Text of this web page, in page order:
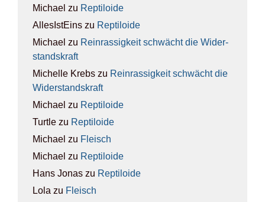
Michael zu Rep­ti­lo­ide
AllesIstEins zu Rep­ti­lo­ide
Michael zu Rein­ras­sig­keit schwächt die Wider­
stands­kraft
Michelle Krebs zu Rein­ras­sig­keit schwächt die
Wider­stands­kraft
Michael zu Rep­ti­lo­ide
Turtle zu Rep­ti­lo­ide
Michael zu Fleisch
Michael zu Rep­ti­lo­ide
Hans Jonas zu Rep­ti­lo­ide
Lola zu Fleisch